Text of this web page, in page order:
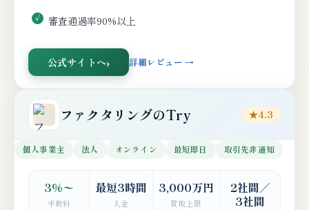
審査通過率90%以上
公式サイトへ 詳細レビュー →
ファクタリングのTry ★4.3
個人事業主 法人 オンライン 最短即日 取引先非通知
3%〜
手数料
最短3時間
入金
3,000万円
買取上限
2社間／
3社間